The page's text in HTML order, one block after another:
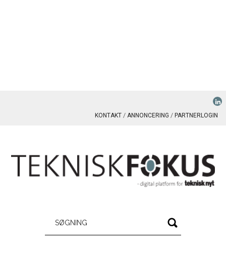
KONTAKT ANNONCERING PARTNERLOGIN